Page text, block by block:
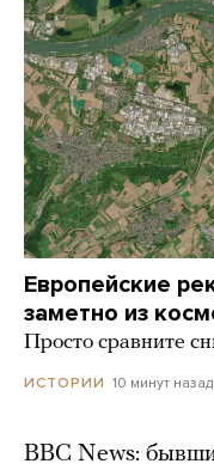
Европейские
заметно из
Просто сравните
ИСТОРИИ 10 минут назад
BBC News: